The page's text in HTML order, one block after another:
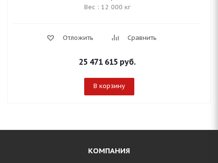
Вес : 12 000 кг
Отложить Сравнить
25 471 615 руб.
В корзину
КОМПАНИЯ